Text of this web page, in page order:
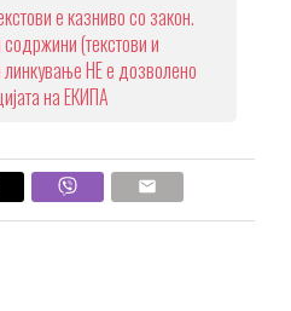
е казниво со закон.
(текстови и
НЕ е дозволено
на ЕКИПА